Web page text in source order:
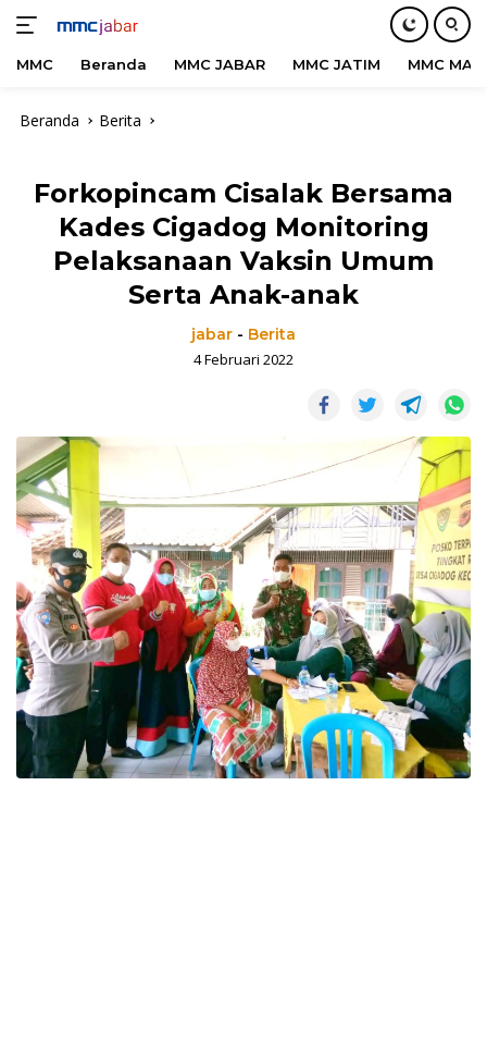
MMC Beranda MMC JABAR MMC JATIM MMC
Beranda Berita
Forkopincam Cisalak Bersama
Kades Cigadog Monitoring
Pelaksanaan Vaksin Umum
Serta Anak-anak
jabar - Berita
4 Februari 2022